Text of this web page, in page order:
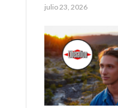
julio 23, 2026